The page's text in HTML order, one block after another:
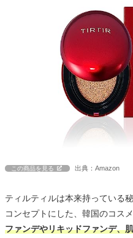
この商品を見る 出典：Amazon
ティルティルは本来持っている
コンセプトにした、韓国のコス
ファンデやリキッドファンデ、